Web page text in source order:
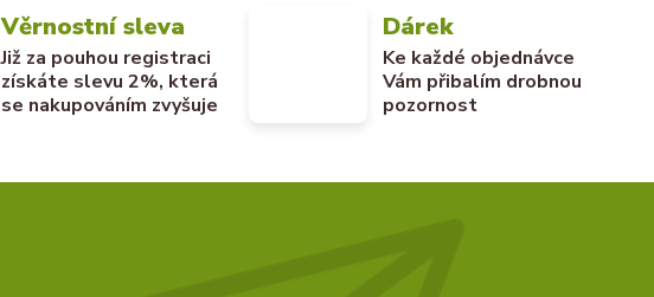
Věrnostní sleva
Již za pouhou registraci
získáte slevu 2%, která
se nakupováním zvyšuje
Dárek
Ke každé objednávce
Vám přibalím drobnou
pozornost